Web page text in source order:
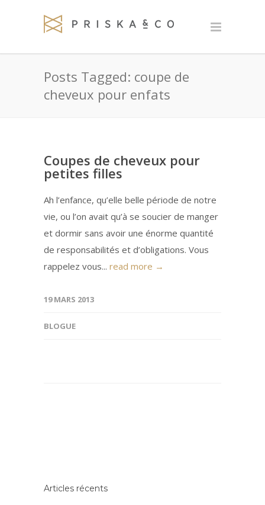
Posts Tagged: coupe de
cheveux pour enfats
Coupes de cheveux pour
petites filles
Ah l’enfance, qu’elle belle période de notre
vie, ou l’on avait qu’à se soucier de manger
et dormir sans avoir une énorme quantité
de responsabilités et d’obligations. Vous
rappelez vous... read more →
19 MARS 2013
BLOGUE
Articles récents